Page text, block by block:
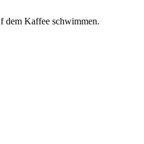
dem Kaffee schwimmen.